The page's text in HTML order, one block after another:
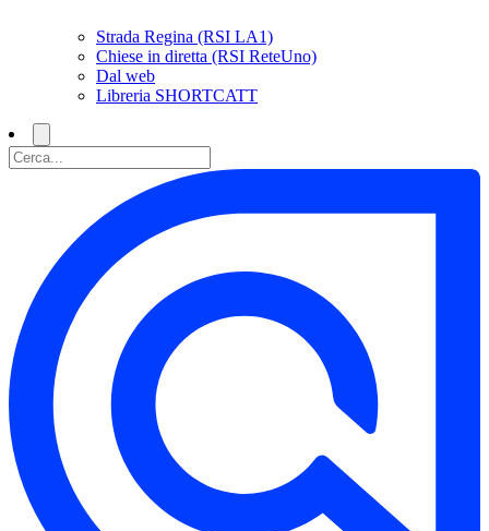
Strada Regina (RSI LA1)
Chiese in diretta (RSI ReteUno)
Dal web
Libreria SHORTCATT